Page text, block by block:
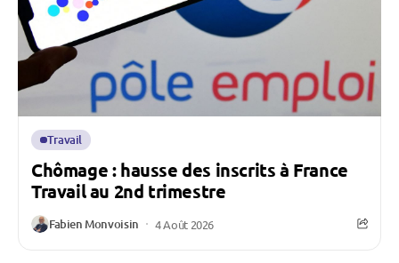
Travail
Chômage : hausse des inscrits à France
Travail au 2nd trimestre
Fabien Monvoisin 4 Août 2026